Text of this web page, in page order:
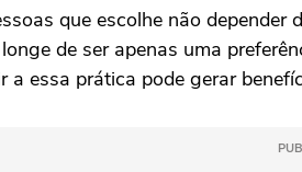
que escolhe não
de ser apenas uma
essa prática pode gerar